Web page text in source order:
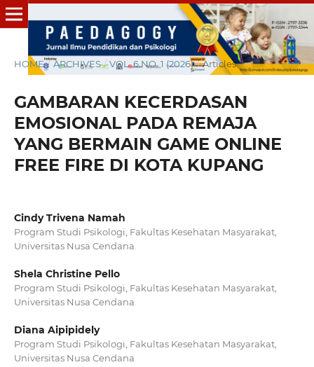
HOME / ARCHIVES / VOL. 6 NO. 1 (2026) / Articles
GAMBARAN KECERDASAN
EMOSIONAL PADA REMAJA
YANG BERMAIN GAME ONLINE
FREE FIRE DI KOTA KUPANG
Cindy Trivena Namah
Program Studi Psikologi, Fakultas Kesehatan Masyarakat,
Universitas Nusa Cendana
Shela Christine Pello
Program Studi Psikologi, Fakultas Kesehatan Masyarakat,
Universitas Nusa Cendana
Diana Aipipidely
Program Studi Psikologi, Fakultas Kesehatan Masyarakat,
Universitas Nusa Cendana